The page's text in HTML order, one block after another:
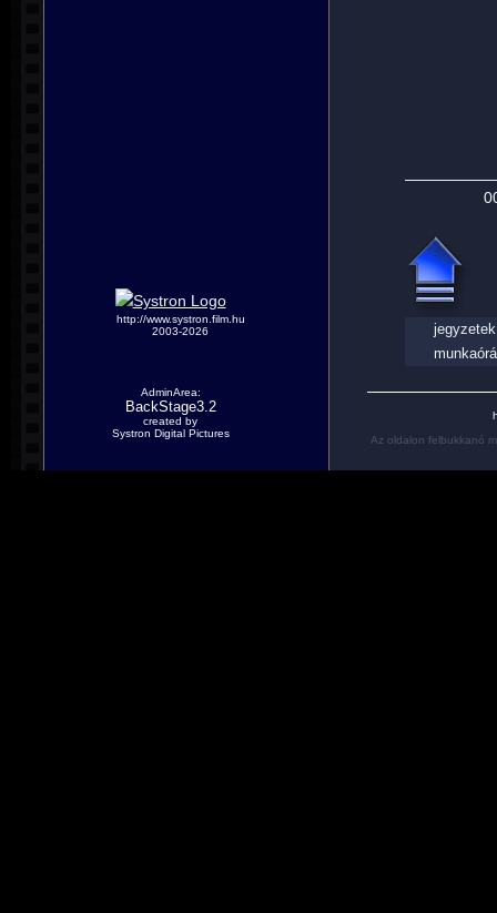
Az oldalon felbukkanó
http://www.systron.film.hu
2003-2026
AdminArea:
BackStage3.2
created by
Systron Digital Pictures